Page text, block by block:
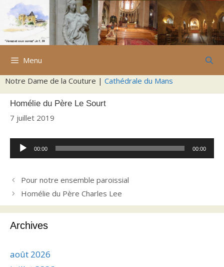
Aller
contenu
Menu
Notre Dame de la Couture | Cathédrale du Mans
Homélie du Père Le Sourt
7 juillet 2019
Lecteur
audio
00:00 00:00
Pour notre ensemble paroissial
Homélie du Père Charles Lee
Archives
août 2026